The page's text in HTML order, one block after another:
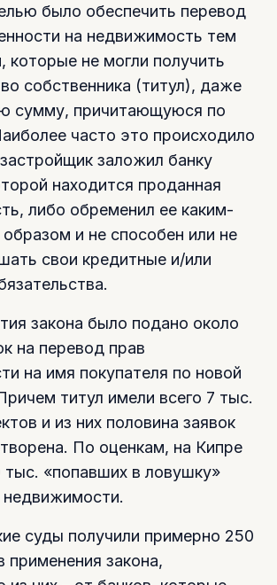
было обеспечить перевод
на недвижимость тем
которые не могли получить
собственника (титул), даже
сумму, причитающуюся по
часто это происходило
заложил банку
находится проданная
либо обременил ее каким-
и не способен или не
свои кредитные и/или
закона было подано около
на перевод прав
на имя покупателя по новой
титул имели всего 7 тыс.
и из них половина заявок
По оценкам, на Кипре
тыс. «попавших в ловушку»
недвижимости.
суды получили примерно 250
применения закона,